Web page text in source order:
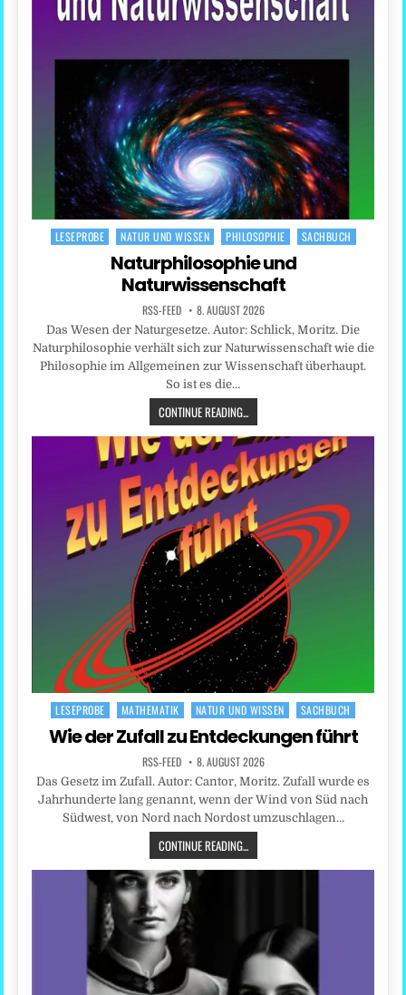
Posted
LESEPROBE NATUR UND WISSEN PHILOSOPHIE SACHBUCH
Naturphilosophie und
Naturwissenschaft
RSS-FEED 8. AUGUST 2026
Das Wesen der Naturgesetze. Autor: Schlick, Moritz. Die
Naturphilosophie verhält sich zur Naturwissenschaft wie die
Philosophie im Allgemeinen zur Wissenschaft überhaupt.
So ist es die…
CONTINUE READING...
Posted
in
LESEPROBE MATHEMATIK NATUR UND WISSEN SACHBUCH
Wie der Zufall zu Entdeckungen führt
RSS-FEED 8. AUGUST 2026
Das Gesetz im Zufall. Autor: Cantor, Moritz. Zufall wurde es
Jahrhunderte lang genannt, wenn der Wind von Süd nach
Südwest, von Nord nach Nordost umzuschlagen…
CONTINUE READING...